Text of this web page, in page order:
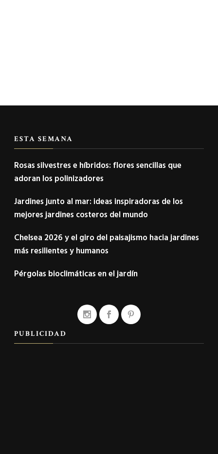
ESTA SEMANA
Rosas silvestres e híbridos: flores sencillas que
adoran los polinizadores
Jardines junto al mar: ideas inspiradoras de los
mejores jardines costeros del mundo
Chelsea 2026 y el giro del paisajismo hacia jardines
más resilientes y humanos
Pérgolas bioclimáticas en el jardín
PUBLICIDAD